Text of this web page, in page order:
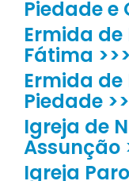
Piedade e
Ermida de
Fátima >>>
Ermida de
Piedade
Igreja de
Assunção
Igreja